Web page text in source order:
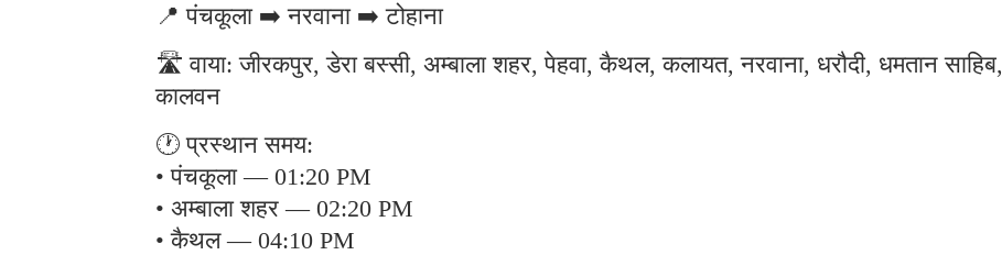
📍 पंचकूला ➡️ नरवाना ➡️ टोहाना
🛣️ वाया: जीरकपुर, डेरा बस्सी, अम्बाला शहर, पेहवा, कैथल, कलायत, नरवाना, धरौदी, धमतान साहिब,
कालवन
🕐 प्रस्थान समय:
• पंचकूला — 01:20 PM
• अम्बाला शहर — 02:20 PM
• कैथल — 04:10 PM